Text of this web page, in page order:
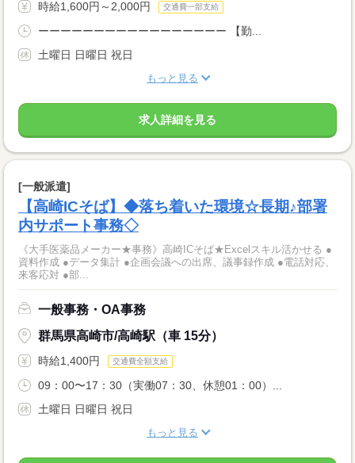
時給1,600円～2,000円 交通費一部支給
ーーーーーーーーーーーーーーーーー 【勤...
土曜日 日曜日 祝日
もっと見る
求人詳細を見る
[一般派遣]
【高崎ICそば】◆落ち着いた環境☆長期♪部署
内サポート事務◇
《大手医薬品メーカー★事務》高崎ICそば★Excelスキル活かせる ●
資料作成 ●データ集計 ●企画会議への出席、議事録作成 ●電話対応、
来客応対 ●部...
一般事務・OA事務
群馬県高崎市/高崎駅（車 15分）
時給1,400円 交通費全額支給
09：00〜17：30（実働07：30、休憩01：00）...
土曜日 日曜日 祝日
もっと見る